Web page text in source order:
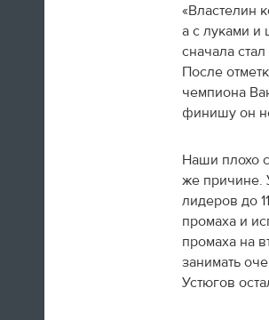
Итальянская фигуристка Валентина
Олимпиаду, прощается с Сочи изнутри
«Властелин
а с луками и
сначала
После
чемпиона
финишу он
Наши плохо
же причине.
лидеров до
промаха и
промаха на
занимать
Устюгов